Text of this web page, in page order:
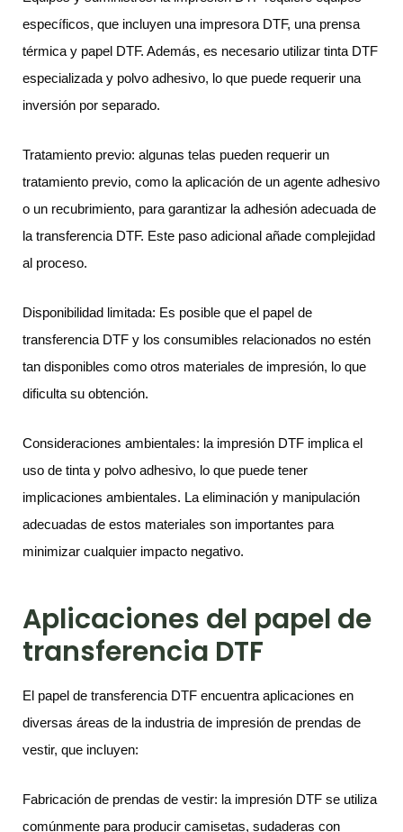
específicos, que incluyen una impresora DTF, una prensa
térmica y papel DTF. Además, es necesario utilizar tinta DTF
especializada y polvo adhesivo, lo que puede requerir una
inversión por separado.
Tratamiento previo: algunas telas pueden requerir un
tratamiento previo, como la aplicación de un agente adhesivo
o un recubrimiento, para garantizar la adhesión adecuada de
la transferencia DTF. Este paso adicional añade complejidad
al proceso.
Disponibilidad limitada: Es posible que el papel de
transferencia DTF y los consumibles relacionados no estén
tan disponibles como otros materiales de impresión, lo que
dificulta su obtención.
Consideraciones ambientales: la impresión DTF implica el
uso de tinta y polvo adhesivo, lo que puede tener
implicaciones ambientales. La eliminación y manipulación
adecuadas de estos materiales son importantes para
minimizar cualquier impacto negativo.
Aplicaciones del papel de
transferencia DTF
El papel de transferencia DTF encuentra aplicaciones en
diversas áreas de la industria de impresión de prendas de
vestir, que incluyen:
Fabricación de prendas de vestir: la impresión DTF se utiliza
comúnmente para producir camisetas, sudaderas con